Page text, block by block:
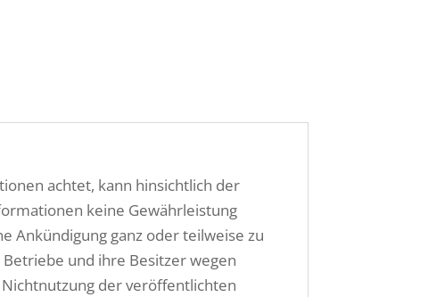
achtet, kann hinsichtlich der
keine Gewährleistung
Ankündigung ganz oder teilweise zu
und ihre Besitzer wegen
der veröffentlichten